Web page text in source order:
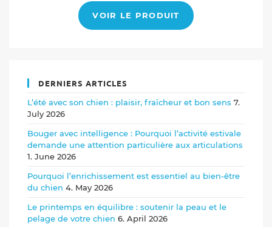
VOIR LE PRODUIT
DERNIERS ARTICLES
L’été avec son chien : plaisir, fraîcheur et bon sens 7.
July 2026
Bouger avec intelligence : Pourquoi l’activité estivale
demande une attention particulière aux articulations
1. June 2026
Pourquoi l’enrichissement est essentiel au bien-être
du chien 4. May 2026
Le printemps en équilibre : soutenir la peau et le
pelage de votre chien 6. April 2026